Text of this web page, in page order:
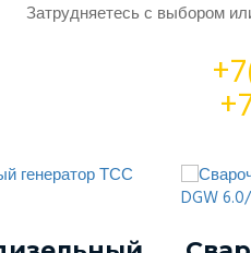
Затрудняетесь с выбором